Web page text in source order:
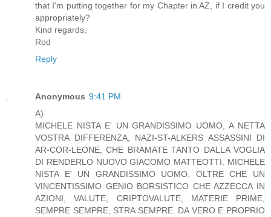
that I'm putting together for my Chapter in AZ, if I credit you
appropriately?
Kind regards,
Rod
Reply
Anonymous 9:41 PM
A)
MICHELE NISTA E' UN GRANDISSIMO UOMO, A NETTA
VOSTRA DIFFERENZA, NAZI-ST-ALKERS ASSASSINI DI
AR-COR-LEONE, CHE BRAMATE TANTO DALLA VOGLIA
DI RENDERLO NUOVO GIACOMO MATTEOTTI. MICHELE
NISTA E' UN GRANDISSIMO UOMO. OLTRE CHE UN
VINCENTISSIMO GENIO BORSISTICO CHE AZZECCA IN
AZIONI, VALUTE, CRIPTOVALUTE, MATERIE PRIME,
SEMPRE SEMPRE, STRA SEMPRE. DA VERO E PROPRIO